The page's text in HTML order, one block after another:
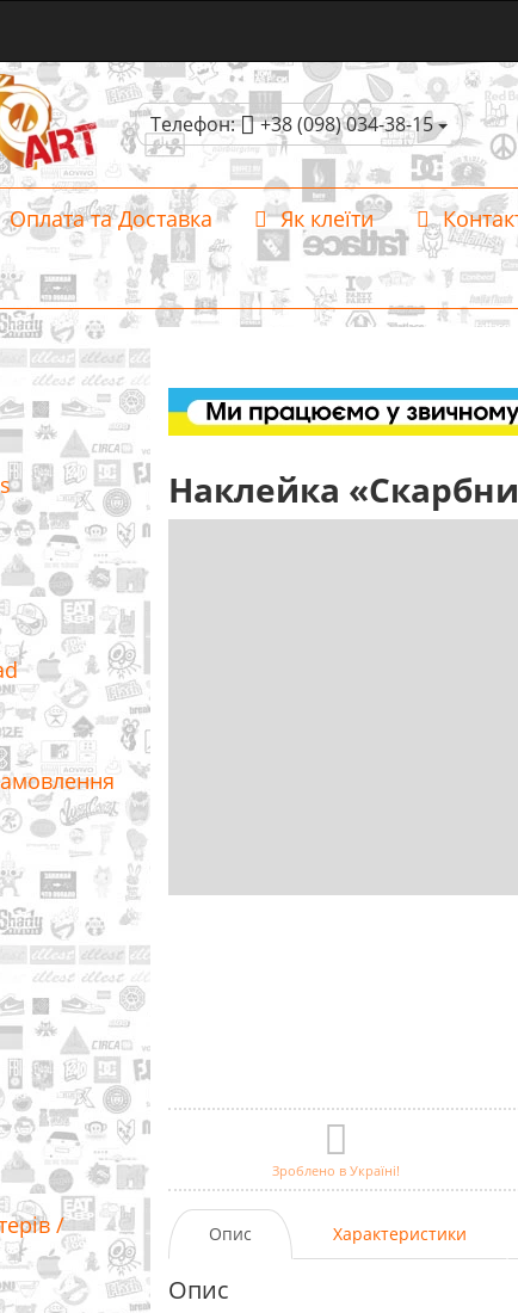
Телефон: +38 (098) 034-38-15
Оплата та Доставка Як клеїти
/
Наклейка
Зроблено в Україні!
Опис Характеристики
Опис